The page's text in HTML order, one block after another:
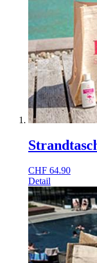
CHF 64.90
Detail